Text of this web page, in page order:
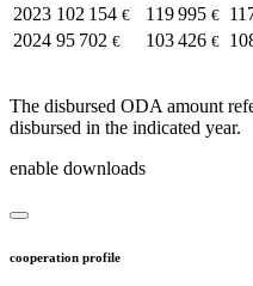
2023 102 154 € 119 995 €
2024 95 702 € 103 426 €
The disbursed ODA amount
disbursed in the indicated year.
enable downloads
cooperation profile